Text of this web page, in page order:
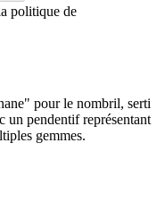
politique de
pour le nombril, serti
un pendentif représentant
gemmes.